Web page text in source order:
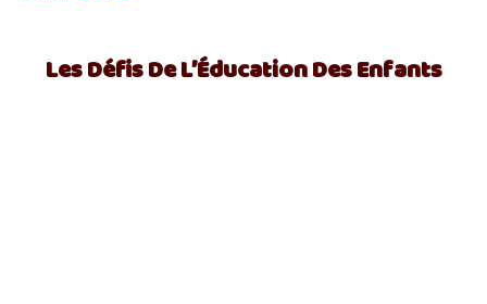
Les Défis De L’Éducation Des Enfants